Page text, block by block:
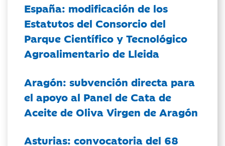
España: modificación de los
Estatutos del Consorcio del
Parque Científico y Tecnológico
Agroalimentario de Lleida
Aragón: subvención directa para
el apoyo al Panel de Cata de
Aceite de Oliva Virgen de Aragón
Asturias: convocatoria del 68